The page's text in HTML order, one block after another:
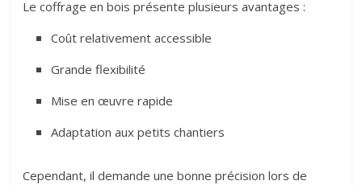
Le coffrage en bois présente plusieurs avantages :
Coût relativement accessible
Grande flexibilité
Mise en œuvre rapide
Adaptation aux petits chantiers
Cependant, il demande une bonne précision lors de